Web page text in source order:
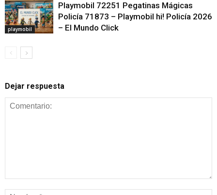
playmobil
Playmobil 72251 Pegatinas Mágicas
Policía 71873 – Playmobil hi! Policía 2026
– El Mundo Click
Dejar respuesta